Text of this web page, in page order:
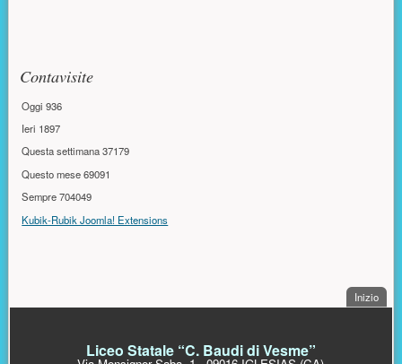
Contavisite
Oggi936
Ieri 1897
Questa settimana37179
Questo mese69091
Sempre704049
Kubik-Rubik Joomla! Extensions
Inizio.
Liceo Statale “C. Baudi di Vesme”